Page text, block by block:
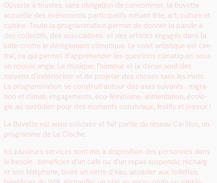
Ouverte à tou­stes, sans oblig­a­tion de con­som­mer, la buvette
accueille des événe­ments par­tic­i­pat­ifs mêlant fête, art, cul­ture et
cui­sine. Toute la pro­gram­ma­tion per­met de don­ner la parole à
des col­lec­tifs, des asso­ci­a­tions et des artistes engagés dans la
lutte con­tre le dérè­gle­ment cli­ma­tique. Le volet artis­tique est cen­
tral, ce qui per­met d’appréhender les ques­tions cli­ma­tiques sous
un nou­v­el angle. La musique, l’humour et la danse sont des
moyens d’extérioriser et de pro­jeter des choses sans les mots.
La pro­gram­ma­tion se con­stru­it autour des axes suiv­ants : migra­
tion et cli­mat, engage­ments, éco-fémin­isme, ali­men­ta­tion, écolo­
gie au quo­ti­di­en pour des moments con­vivi­aux, fes­tifs et joyeux !
La Buvette est aus­si sol­idaire et fait par­tie du réseau Car­il­lon, un
pro­gramme de La Cloche.
Ici, plusieurs ser­vices sont mis à dis­po­si­tion des per­son­nes dans
le besoin : béné­fici­er d’un café ou d’un repas sus­pendu, recharg­
er son télé­phone, boire un verre d’eau, accéder aux toi­lettes,